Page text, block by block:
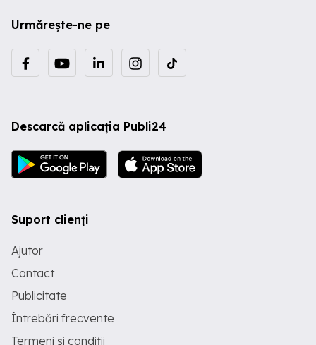
Urmărește-ne pe
Descarcă aplicația Publi24
Suport clienți
Ajutor
Contact
Publicitate
Întrebări frecvente
Termeni și condiții